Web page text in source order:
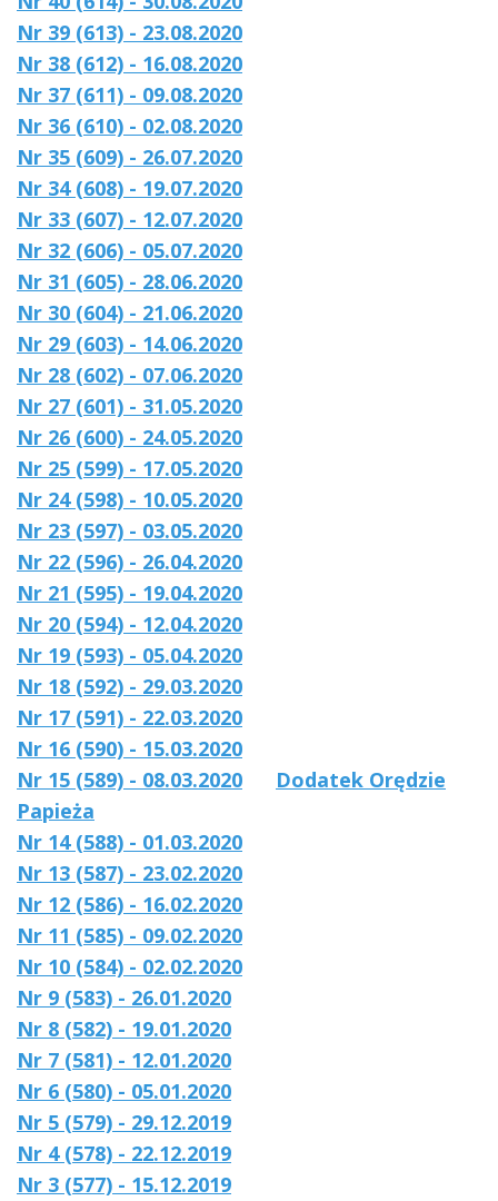
Nr 39 (613) - 23.08.2020
Nr 38 (612) - 16.08.2020
Nr 37 (611) - 09.08.2020
Nr 36 (610) - 02.08.2020
Nr 35 (609) - 26.07.2020
Nr 34 (608) - 19.07.2020
Nr 33 (607) - 12.07.2020
Nr 32 (606) - 05.07.2020
Nr 31 (605) - 28.06.2020
Nr 30 (604) - 21.06.2020
Nr 29 (603) - 14.06.2020
Nr 28 (602) - 07.06.2020
Nr 27 (601) - 31.05.2020
Nr 26 (600) - 24.05.2020
Nr 25 (599) - 17.05.2020
Nr 24 (598) - 10.05.2020
Nr 23 (597) - 03.05.2020
Nr 22 (596) - 26.04.2020
Nr 21 (595) - 19.04.2020
Nr 20 (594) - 12.04.2020
Nr 19 (593) - 05.04.2020
Nr 18 (592) - 29.03.2020
Nr 17 (591) - 22.03.2020
Nr 16 (590) - 15.03.2020
Nr 15 (589) - 08.03.2020
Dodatek Orędzie
Papieża
Nr 14 (588) - 01.03.2020
Nr 13 (587) - 23.02.2020
Nr 12 (586) - 16.02.2020
Nr 11 (585) - 09.02.2020
Nr 10 (584) - 02.02.2020
Nr 9 (583) - 26.01.2020
Nr 8 (582) - 19.01.2020
Nr 7 (581) - 12.01.2020
Nr 6 (580) - 05.01.2020
Nr 5 (579) - 29.12.2019
Nr 4 (578) - 22.12.2019
Nr 3 (577) - 15.12.2019